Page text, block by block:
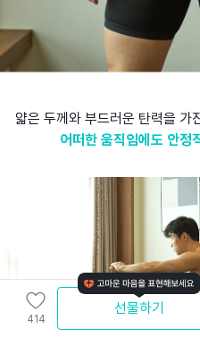
얇은 두께와 부드러운 탄력을 가
어떠한 움직임에도 안정
414
선물하기